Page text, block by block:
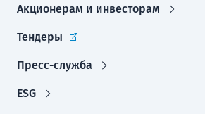
Акционерам и инвесторам
Тендеры
Пресс-служба
ESG